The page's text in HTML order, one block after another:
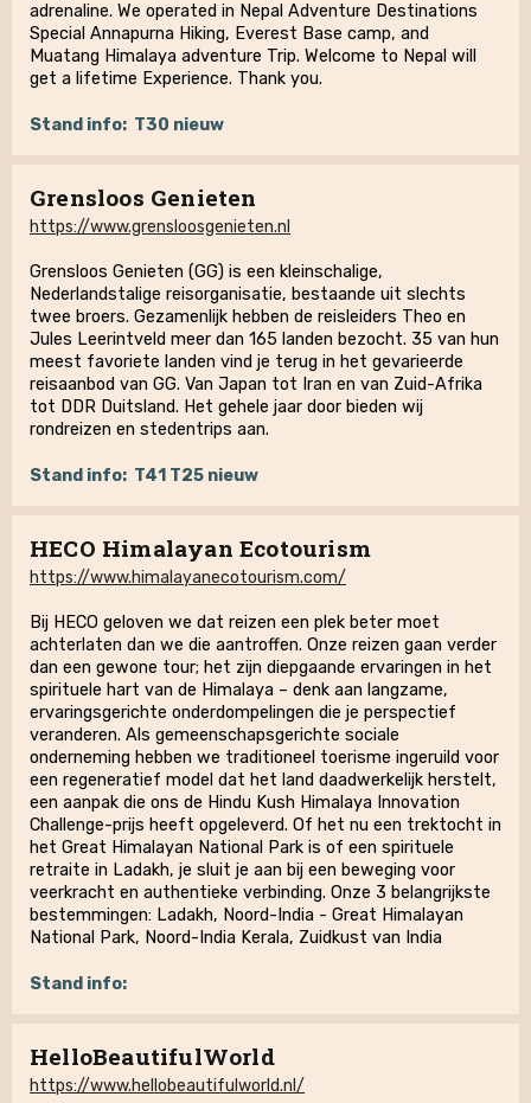
adrenaline. We operated in Nepal Adventure Destinations
Special Annapurna Hiking, Everest Base camp, and
Muatang Himalaya adventure Trip. Welcome to Nepal will
get a lifetime Experience. Thank you.
Stand info: T30 nieuw
Grensloos Genieten
https://www.grensloosgenieten.nl
Grensloos Genieten (GG) is een kleinschalige,
Nederlandstalige reisorganisatie, bestaande uit slechts
twee broers. Gezamenlijk hebben de reisleiders Theo en
Jules Leerintveld meer dan 165 landen bezocht. 35 van hun
meest favoriete landen vind je terug in het gevarieerde
reisaanbod van GG. Van Japan tot Iran en van Zuid-Afrika
tot DDR Duitsland. Het gehele jaar door bieden wij
rondreizen en stedentrips aan.
Stand info: T41 T25 nieuw
HECO Himalayan Ecotourism
https://www.himalayanecotourism.com/
Bij HECO geloven we dat reizen een plek beter moet
achterlaten dan we die aantroffen. Onze reizen gaan verder
dan een gewone tour; het zijn diepgaande ervaringen in het
spirituele hart van de Himalaya – denk aan langzame,
ervaringsgerichte onderdompelingen die je perspectief
veranderen. Als gemeenschapsgerichte sociale
onderneming hebben we traditioneel toerisme ingeruild voor
een regeneratief model dat het land daadwerkelijk herstelt,
een aanpak die ons de Hindu Kush Himalaya Innovation
Challenge-prijs heeft opgeleverd. Of het nu een trektocht in
het Great Himalayan National Park is of een spirituele
retraite in Ladakh, je sluit je aan bij een beweging voor
veerkracht en authentieke verbinding. Onze 3 belangrijkste
bestemmingen: Ladakh, Noord-India - Great Himalayan
National Park, Noord-India Kerala, Zuidkust van India
Stand info:
HelloBeautifulWorld
https://www.hellobeautifulworld.nl/